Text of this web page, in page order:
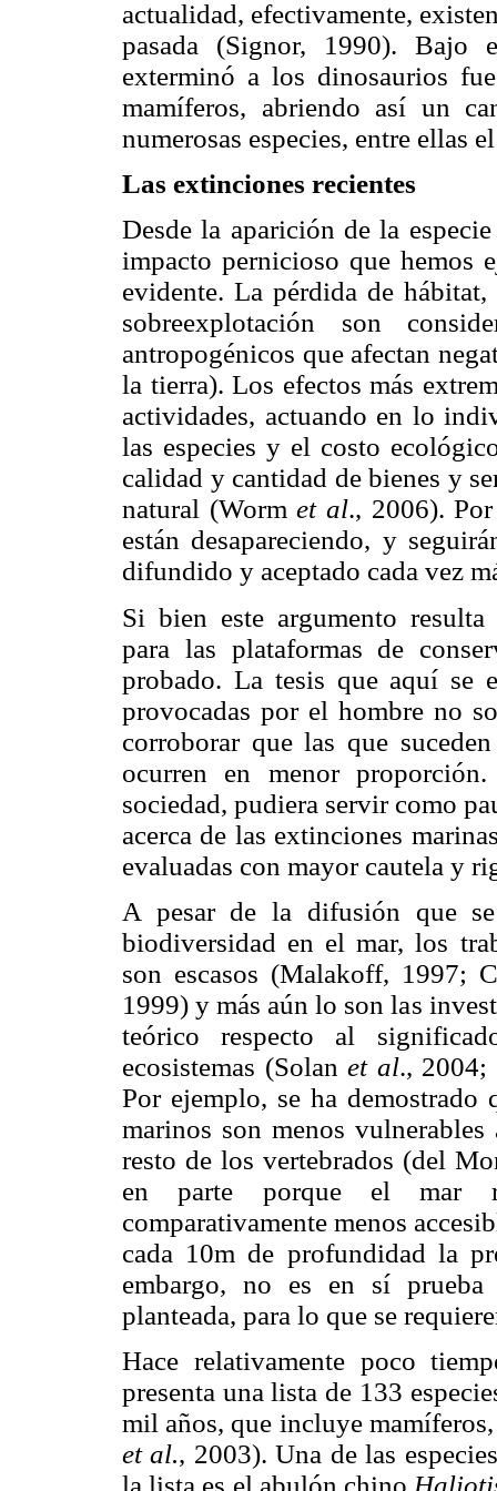
actualidad, efectivamente,
pasada (Signor, 1990). Bajo
exterminó a los dinosaurios
mamíferos, abriendo así un
numerosas especies, entre ellas
Las extinciones recientes
Desde la aparición de la
impacto pernicioso que hemos
evidente. La pérdida de
sobreexplotación son
antropogénicos que afectan
la tierra). Los efectos más
actividades, actuando en lo
las especies y el costo
calidad y cantidad de bienes y
natural (Wormet al., 2006).
están desapareciendo, y
difundido y aceptado cada vez
Si bien este argumento
para las plataformas de
probado. La tesis que aquí se
provocadas por el hombre no
corroborar que las que
ocurren en menor
sociedad, pudiera servir como
acerca de las extinciones
evaluadas con mayor cautela y
A pesar de la difusión que
biodiversidad en el mar, los
son escasos (Malakoff, 1997;
1999) y más aún lo son las
teórico respecto al
ecosistemas (Solan et al.,
Por ejemplo, se ha demostrado
marinos son menos
resto de los vertebrados (del
en parte porque el mar
comparativamente menos
cada 10m de profundidad la
embargo, no es en sí
planteada, para lo que se
Hace relativamente poco
presenta una lista de 133
mil años, que incluye
et al., 2003). Una de las
la lista es el abulón chino